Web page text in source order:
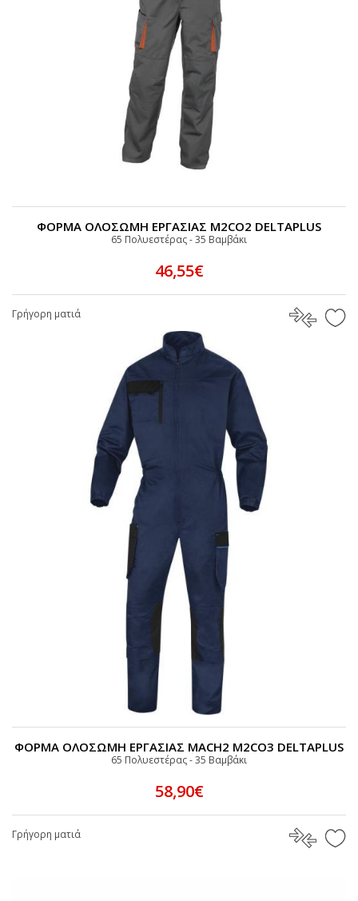
ΦΟΡΜΑ ΟΛΟΣΩΜΗ ΕΡΓΑΣΙΑΣ M2CO2 DELTAPLUS
65 Πολυεστέρας - 35 Bαμβάκι
46,55€
Γρήγορη ματιά
ΦΟΡΜΑ ΟΛΟΣΩΜΗ ΕΡΓΑΣΙΑΣ MACH2 M2CO3 DELTAPLUS
65 Πολυεστέρας - 35 Bαμβάκι
58,90€
Γρήγορη ματιά